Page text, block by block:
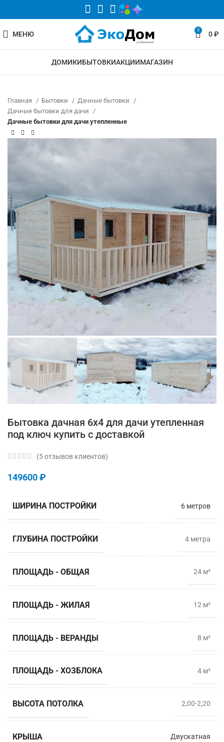
МЕНЮ 0 0₽
ДОМИКИБЫТОВКИАКЦИИМАГАЗИН
Главная Бытовки
Дачные бытовки
Дачные бытовки для дачи
Дачные бытовки для дачи утепленные
Бытовка дачная 6х4 для дачи утепленная
под ключ купить с доставкой
(5отзывов клиентов)
149600₽
ШИРИНА ПОСТРОЙКИ 6 метров
ГЛУБИНА ПОСТРОЙКИ 4 метрa
ПЛОЩАДЬ - ОБЩАЯ 24 м²
ПЛОЩАДЬ - ЖИЛАЯ 12 м²
ПЛОЩАДЬ - ВЕРАНДЫ 8 м²
ПЛОЩАДЬ - ХОЗБЛОКА 4 м²
ВЫСОТА ПОТОЛКА 2,00-2,20
КРЫША Двускатная